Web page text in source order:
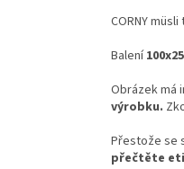
CORNY
Balení
Obrázek má
výrobku.
Přestože se
přečtěte